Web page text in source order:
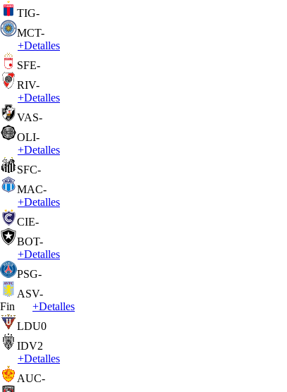
TIG-
MCT-
+Detalles
SFE-
RIV-
+Detalles
VAS-
OLI-
+Detalles
SFC-
MAC-
+Detalles
CIE-
BOT-
+Detalles
PSG-
ASV-
Fin
+Detalles
LDU0
IDV2
+Detalles
AUC-